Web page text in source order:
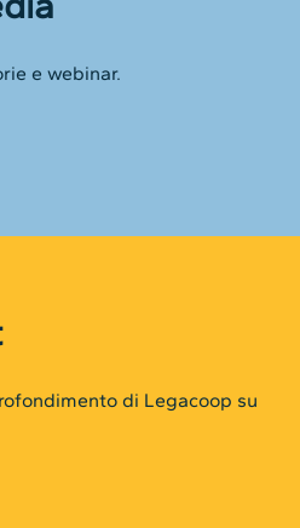
e webinar.
di Legacoop su